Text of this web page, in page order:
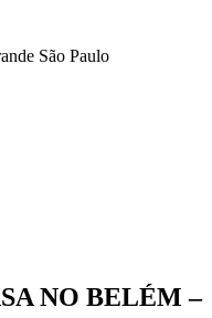
São Paulo
NO BELÉM –